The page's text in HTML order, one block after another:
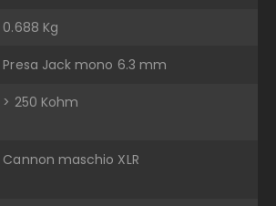
0.688 Kg
Presa Jack mono 6.3 mm
> 250 Kohm
Cannon maschio XLR